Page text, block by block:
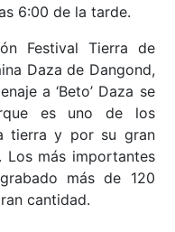
6:00 de la tarde.
Festival Tierra de
Daza de Dangond,
a ‘Beto’ Daza se
es uno de los
tierra y por su gran
Los más importantes
más de 120
cantidad.